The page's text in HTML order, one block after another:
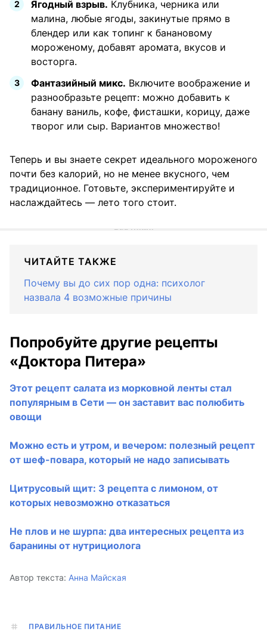
Ягодный взрыв. Клубника, черника или
малина, любые ягоды, закинутые прямо в
блендер или как топинг к банановому
мороженому, добавят аромата, вкусов и
восторга.
Фантазийный микс. Включите воображение и
разнообразьте рецепт: можно добавить к
банану ваниль, кофе, фисташки, корицу, даже
творог или сыр. Вариантов множество!
Теперь и вы знаете секрет идеального мороженого
почти без калорий, но не менее вкусного, чем
традиционное. Готовьте, экспериментируйте и
наслаждайтесь — лето того стоит.
ЧИТАЙТЕ ТАКЖЕ
Почему вы до сих пор одна: психолог
назвала 4 возможные причины
Попробуйте другие рецепты
«Доктора Питера»
Этот рецепт салата из морковной ленты стал
популярным в Сети — он заставит вас полюбить
овощи
Можно есть и утром, и вечером: полезный рецепт
от шеф-повара, который не надо записывать
Цитрусовый щит: 3 рецепта с лимоном, от
которых невозможно отказаться
Не плов и не шурпа: два интересных рецепта из
баранины от нутрициолога
Автор текста: Анна Майская
ПРАВИЛЬНОЕ ПИТАНИЕ